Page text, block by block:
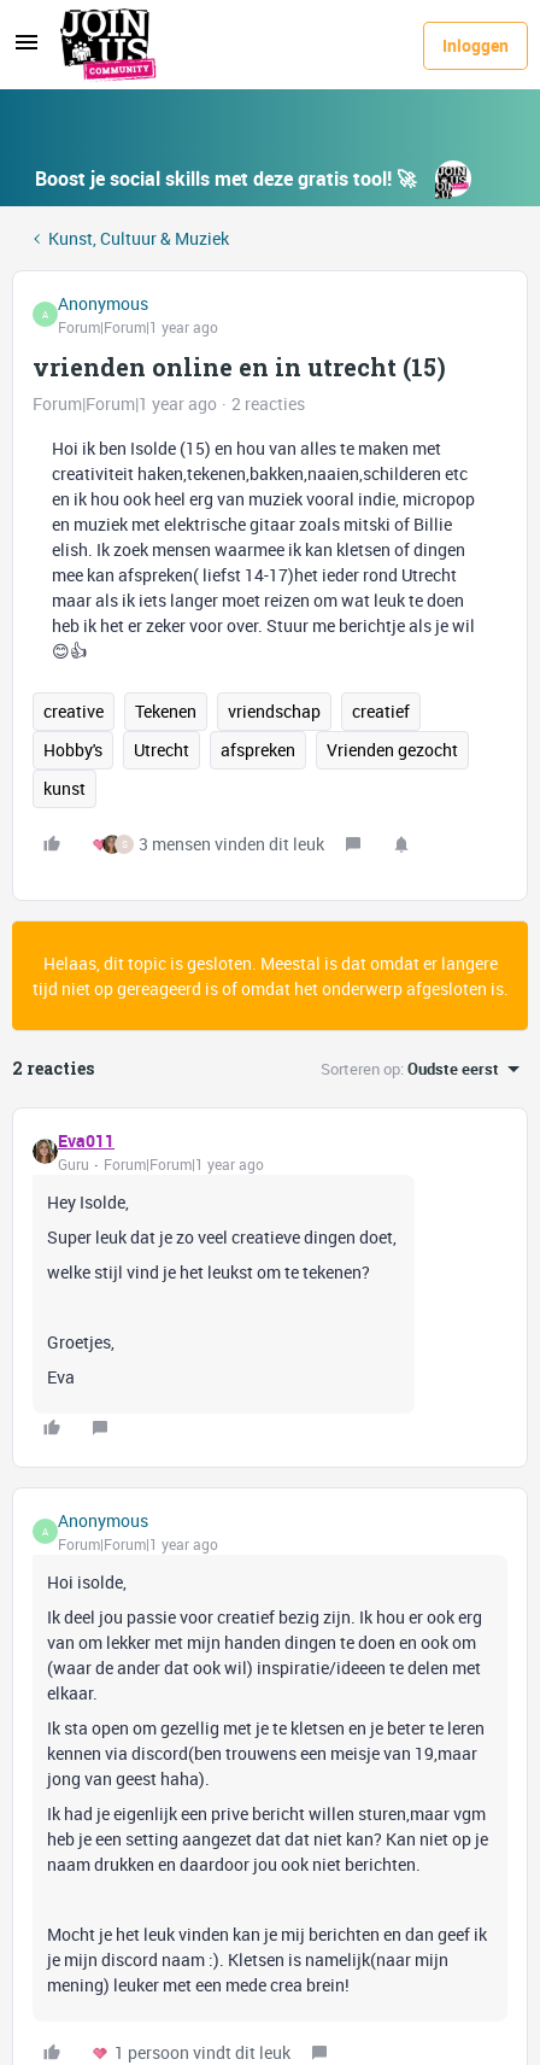
Inloggen
Boost je social skills met deze gratis tool! 🚀
Kunst, Cultuur & Muziek
A Anonymous
Forum|Forum|1 year ago
vrienden online en in utrecht (15)
Forum|Forum|1 year ago
2 reacties
Hoi ik ben Isolde (15) en hou van alles te maken met
creativiteit haken,tekenen,bakken,naaien,schilderen etc
en ik hou ook heel erg van muziek vooral indie, micropop
en muziek met elektrische gitaar zoals mitski of Billie
elish. Ik zoek mensen waarmee ik kan kletsen of dingen
mee kan afspreken( liefst 14-17)het ieder rond Utrecht
maar als ik iets langer moet reizen om wat leuk te doen
heb ik het er zeker voor over. Stuur me berichtje als je wil
😊👍
creative Tekenen vriendschap
creatief
Hobby's
Utrecht afspreken
Vrienden gezocht
kunst
S 3 mensen vinden dit leuk
Helaas, dit topic is gesloten. Meestal is dat omdat er langere
tijd niet op gereageerd is of omdat het onderwerp afgesloten is.
2 reacties Sorteren op:Oudste eerst
Eva011
Guru Forum|Forum|1 year ago
Hey Isolde,
Super leuk dat je zo veel creatieve dingen doet,
welke stijl vind je het leukst om te tekenen?
Groetjes,
Eva
A Anonymous
Forum|Forum|1 year ago
Hoi isolde,
Ik deel jou passie voor creatief bezig zijn. Ik hou er ook erg
van om lekker met mijn handen dingen te doen en ook om
(waar de ander dat ook wil) inspiratie/ideeen te delen met
elkaar.
Ik sta open om gezellig met je te kletsen en je beter te leren
kennen via discord(ben trouwens een meisje van 19,maar
jong van geest haha).
Ik had je eigenlijk een prive bericht willen sturen,maar vgm
heb je een setting aangezet dat dat niet kan? Kan niet op je
naam drukken en daardoor jou ook niet berichten.
Mocht je het leuk vinden kan je mij berichten en dan geef ik
je mijn discord naam :). Kletsen is namelijk(naar mijn
mening) leuker met een mede crea brein!
1 persoon vindt dit leuk